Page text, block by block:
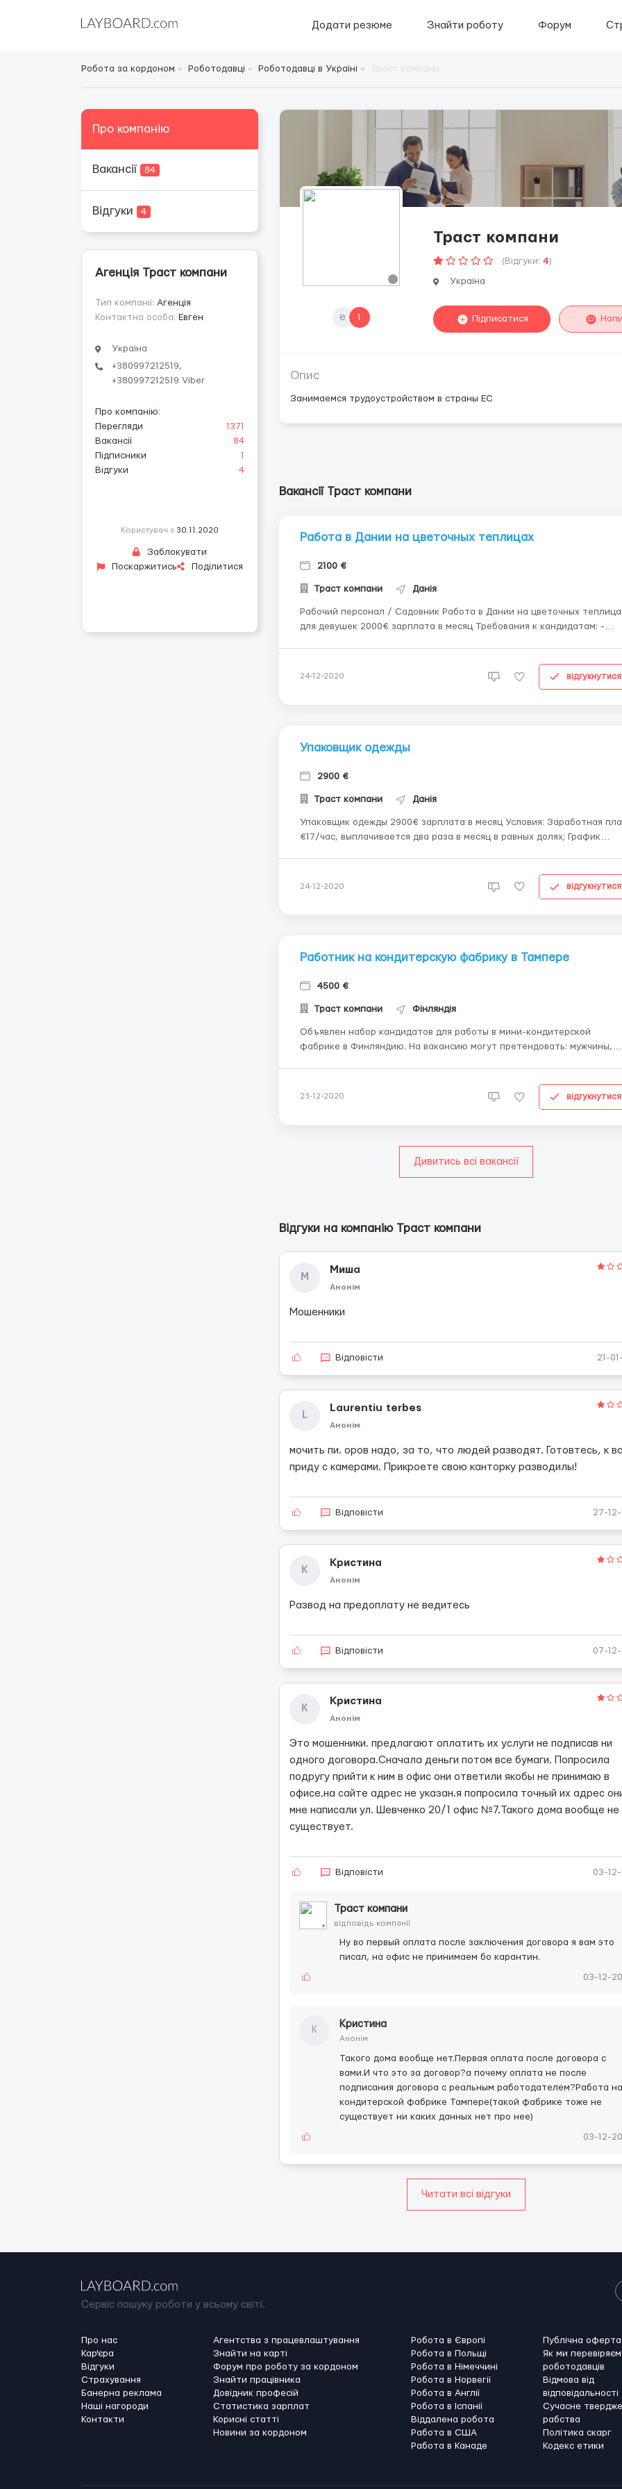
Додати резюме Знайти роботу Форум
Робота за кордоном Роботодавці Роботодавці в Україні
Про компанію
Вакансії 84
Відгуки 4
Агенція Траст компани
Тип компанії: Агенція
Контактна особа: Евген
Україна
+380997212519,
+380997212519 Viber
Про компанію:
Перегляди
1371
Вакансії
84
Підписники
1
Відгуки
4
Користувач з 30.11.2020
Заблокувати
Поскаржитись
Поділитися
е 1
Траст компани
(Відгуки: 4)
Україна
Підписатися
Опис
Занимаемся трудоустройством в страны ЕС
Вакансії Траст компани
Работа в Дании на цветочных теплицах
2100 €
Траст компани Данія
Рабочий персонал / Садовник Работа в Дании на цветочных
для девушек 2000€ зарплата в месяц Требования к кандидатам: -
24-12-2020 відгукнутися
Упаковщик одежды
2900 €
Траст компани Данія
Упаковщик одежды 2900€ зарплата в месяц Условия: Заработная плата
€17/час, выплачивается два раза в месяц в равных долях; График
24-12-2020 відгукнутися
Работник на кондитерскую фабрику в Тампере
4500 €
Траст компани Фінляндія
Объявлен набор кандидатов для работы в мини-кондитерской
фабрике в Финляндию. На вакансию могут претендовать: мужчины,
работы: г. Тампере, Финляндия. Условия работы: • з...
23-12-2020 відгукнутися
Дивитись всі вакансії
Відгуки на компанію Траст компани
М
Миша
Анонім
Мошенники
Відповісти 21-
L
Laurentiu terbes
Анонім
мочить пи. оров надо, за то, что людей разводят. Готовтесь, к
приду с камерами. Прикроете свою канторку разводилы!
Відповісти 27-
К
Кристина
Анонім
Развод на предоплату не ведитесь
Відповісти 07-
К
Кристина
Анонім
Это мошенники. предлагают оплатить их услуги не подписав ни
одного договора.Сначала деньги потом все бумаги. Попросила
подругу прийти к ним в офис они ответили якобы не принимаю в
офисе.на сайте адрес не указан.я попросила точный их адрес
мне написали ул. Шевченко 20/1 офис №7.Такого дома вообще не
существует.
Відповісти 03-
Траст компани
відповідь компанії
Ну во первый оплата после заключения договора я вам это
писал, на офис не принимаем бо карантин.
03-12-
К
Кристина
Анонім
Такого дома вообще нет.Первая оплата после договора с
вами.И что это за договор?а почему оплата не после
подписания договора с реальным работодателем?Работа на
кондитерской фабрике Тампере(такой фабрике тоже не
существует ни каких данных нет про нее)
03-12-
Читати всі відгуки
Сервіс пошуку роботи у всьому світі.
Про нас
Кар'єра
Відгуки
Страхування
Банерна реклама
Наші нагороди
Контакти
Агентства з працевлаштування
Знайти на карті
Форум про роботу за кордоном
Знайти працівника
Довідник професій
Статистика зарплат
Корисні статті
Новини за кордоном
Робота в Європі
Робота в Польщі
Робота в Німеччині
Робота в Норвегії
Робота в Англії
Робота в Іспанії
Віддалена робота
Работа в США
Работа в Канадe
Публічна оферта
Як ми
роботодавців
Відмова від
відповідальності
Сучасне
рабства
Політика скарг
Кодекс етики